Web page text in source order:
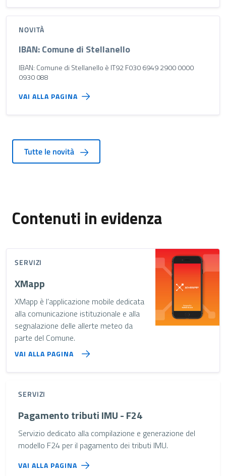
NOVITÀ
IBAN: Comune di Stellanello
IBAN: Comune di Stellanello è IT92 F030 6949 2900 0000
0930 088
VAI ALLA PAGINA
Tutte le novità
Contenuti in evidenza
SERVIZI
XMapp
XMapp è l’applicazione mobile dedicata
alla comunicazione istituzionale e alla
segnalazione delle allerte meteo da
parte del Comune.
VAI ALLA PAGINA
SERVIZI
Pagamento tributi IMU - F24
Servizio dedicato alla compilazione e generazione del
modello F24 per il pagamento dei tributi IMU.
VAI ALLA PAGINA